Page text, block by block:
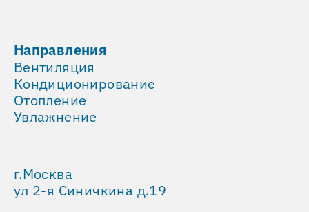
Направления
Вентиляция
Кондиционирование
Отопление
Увлажнение
г.Москва
ул 2-я Синичкина д.19